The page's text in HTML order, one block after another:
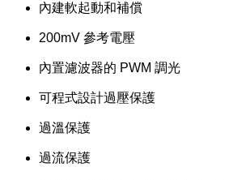
內建軟起動和補償
200mV 參考電壓
內置濾波器的 PWM 調光
可程式設計過壓保護
過溫保護
過流保護